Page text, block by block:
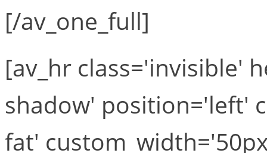
[/av_one_full]
[av_hr class='invisible'
shadow' position='left'
fat'